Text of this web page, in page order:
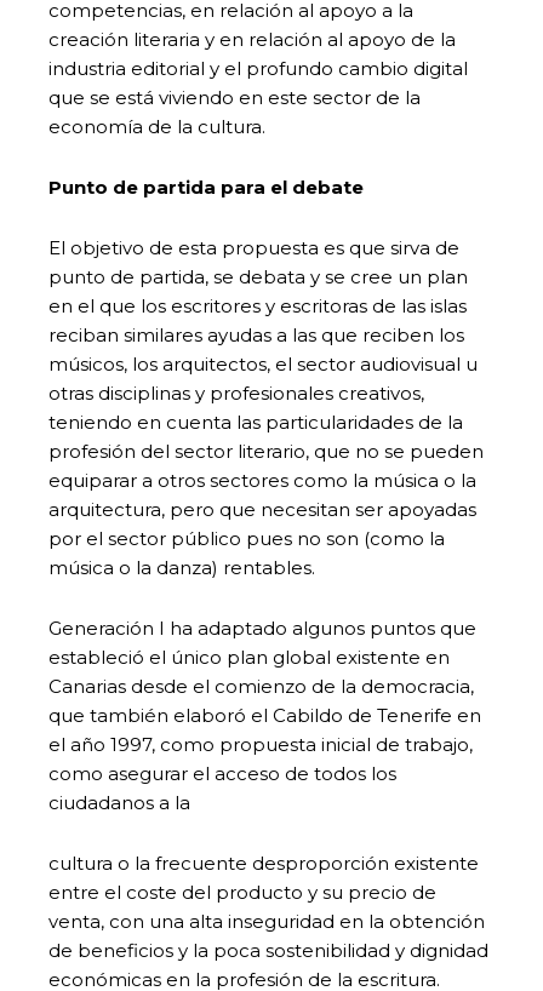
competencias, en relación al apoyo a la
creación literaria y en relación al apoyo de la
industria editorial y el profundo cambio digital
que se está viviendo en este sector de la
economía de la cultura.
Punto de partida para el debate
El objetivo de esta propuesta es que sirva de
punto de partida, se debata y se cree un plan
en el que los escritores y escritoras de las islas
reciban similares ayudas a las que reciben los
músicos, los arquitectos, el sector audiovisual u
otras disciplinas y profesionales creativos,
teniendo en cuenta las particularidades de la
profesión del sector literario, que no se pueden
equiparar a otros sectores como la música o la
arquitectura, pero que necesitan ser apoyadas
por el sector público pues no son (como la
música o la danza) rentables.
Generación I ha adaptado algunos puntos que
estableció el único plan global existente en
Canarias desde el comienzo de la democracia,
que también elaboró el Cabildo de Tenerife en
el año 1997, como propuesta inicial de trabajo,
como asegurar el acceso de todos los
ciudadanos a la
cultura o la frecuente desproporción existente
entre el coste del producto y su precio de
venta, con una alta inseguridad en la obtención
de beneficios y la poca sostenibilidad y dignidad
económicas en la profesión de la escritura.